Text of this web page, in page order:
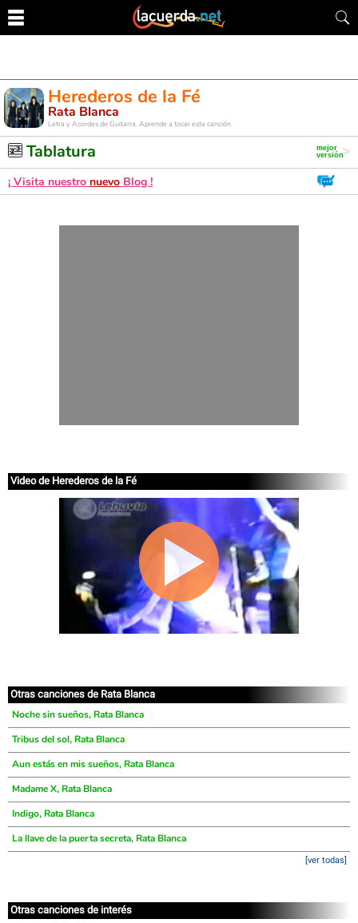
Herederos de la Fé
Rata Blanca
Letra y Acordes de Guitarra. Aprende a tocar esta canción
Tablatura
¡ Visita nuestro nuevo Blog !
Video de Herederos de la Fé
Otras canciones de Rata Blanca
Noche sin sueños, Rata Blanca
Tribus del sol, Rata Blanca
Aun estás en mis sueños, Rata Blanca
Madame X, Rata Blanca
Indigo, Rata Blanca
La llave de la puerta secreta, Rata Blanca
[ver todas]
Otras canciones de interés